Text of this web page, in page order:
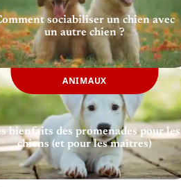
sociabiliser un chien avec
un autre chien ?
ANIMAUX
bienfaits des promenades pour les
chiens (et pour les maîtres)